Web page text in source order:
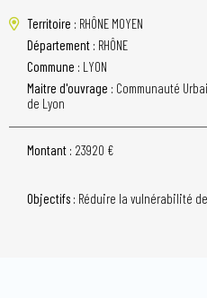
Territoire : RHÔNE MOYEN
Département : RHÔNE
Commune : LYON
Maitre d'ouvrage : Communauté
de Lyon
Montant : 23920 €
Objectifs : Réduire la vulnérabilité